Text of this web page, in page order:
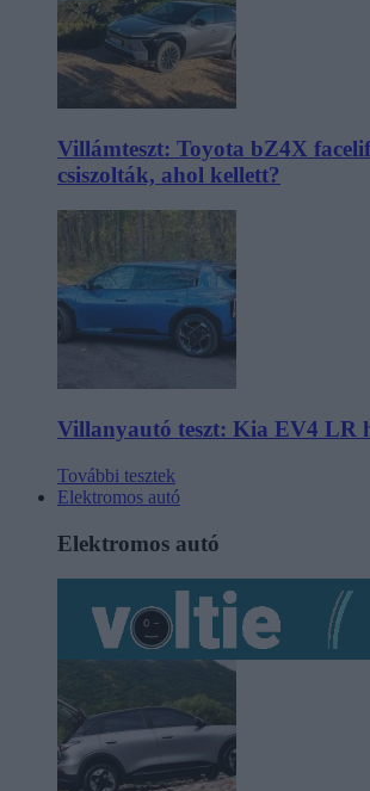
Villámteszt: Toyota bZ4X
csiszolták, ahol kellett?
Villanyautó teszt: Kia EV4 LR
További tesztek
Elektromos autó
Elektromos autó